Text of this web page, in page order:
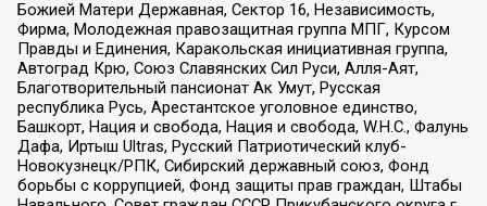
Божией Матери Державная, Сектор 16, Независимость,
Фирма, Молодежная правозащитная группа МПГ, Курсом
Правды и Единения, Каракольская инициативная группа,
Автоград Крю, Союз Славянских Сил Руси, Алля-Аят,
Благотворительный пансионат Ак Умут, Русская
республика Русь, Арестантское уголовное единство,
Башкорт, Нация и свобода, Нация и свобода, W.H.С., Фалунь
Дафа, Иртыш Ultras, Русский Патриотический клуб-
Новокузнецк/РПК, Сибирский державный союз, Фонд
борьбы с коррупцией, Фонд защиты прав граждан, Штабы